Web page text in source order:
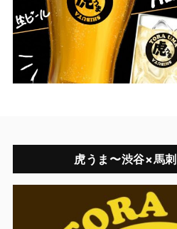
虎うま〜渋谷×馬